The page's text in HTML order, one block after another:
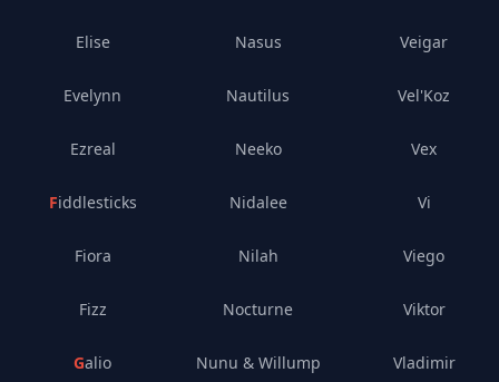
Elise
Evelynn
Ezreal
Fiddlesticks
Fiora
Fizz
Galio
Nasus
Nautilus
Neeko
Nidalee
Nilah
Nocturne
Nunu & Willump
Veigar
Vel'Koz
Vex
Vi
Viego
Viktor
Vladimir